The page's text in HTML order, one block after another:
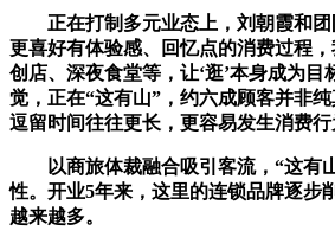
正在打制多元业态上，刘朝霞和团
更喜好有体验感、回忆点的消费过程
创店、深夜食堂等，让‘逛’本身成为目
觉，正在“这有山”，约六成顾客并非
逗留时间往往更长，更容易发生消费行
以商旅体裁融合吸引客流，“这有
性。开业5年来，这里的连锁品牌逐步
越来越多。